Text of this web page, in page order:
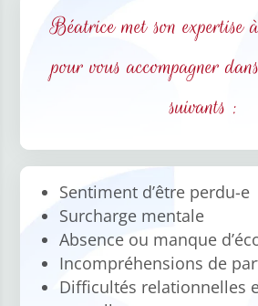
Béatrice met son expertise
pour vous accompagner
suivants :
Sentiment d’être perdu-e
Surcharge mentale
Absence ou manque
Incompréhensions de
Difficultés relationnelles